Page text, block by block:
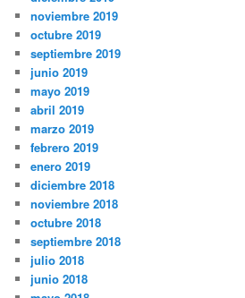
noviembre 2019
octubre 2019
septiembre 2019
junio 2019
mayo 2019
abril 2019
marzo 2019
febrero 2019
enero 2019
diciembre 2018
noviembre 2018
octubre 2018
septiembre 2018
julio 2018
junio 2018